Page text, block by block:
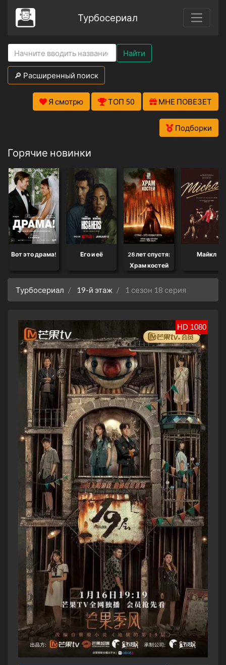
Турбосериал
Найти
🔎 Расширенный поиск
Я смотрю ТОП 50 МНЕ ПОВЕЗЕТ
Подборки
Горячие новинки
Вот это драма! Его и её
28 лет спустя:
Храм костей
Майкл
Турбосериал 19-й этаж 1 сезон 18 серия
HD 1080